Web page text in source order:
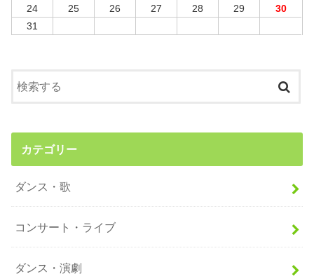
24
25 26 27 28 29
30
31
カテゴリー
ダンス・歌
コンサート・ライブ
ダンス・演劇